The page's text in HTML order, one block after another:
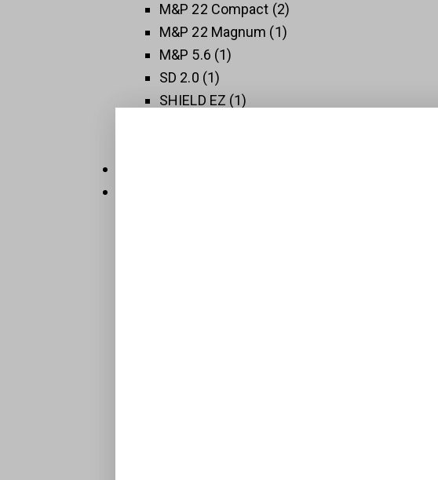
M&P 22 Compact 2
M&P 22 Magnum
1
M&P 5.6 1
SD 2.0 1
SHIELD EZ 1